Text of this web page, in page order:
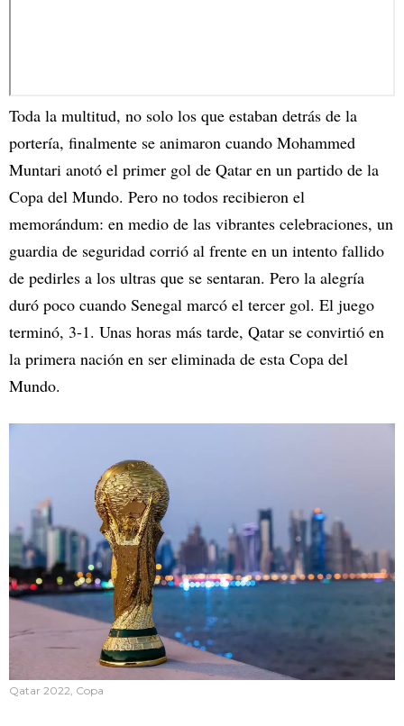
Toda la multitud, no solo los que estaban detrás de la
portería, finalmente se animaron cuando Mohammed
Muntari anotó el primer gol de Qatar en un partido de la
Copa del Mundo. Pero no todos recibieron el
memorándum: en medio de las vibrantes celebraciones, un
guardia de seguridad corrió al frente en un intento fallido
de pedirles a los ultras que se sentaran. Pero la alegría
duró poco cuando Senegal marcó el tercer gol. El juego
terminó, 3-1. Unas horas más tarde, Qatar se convirtió en
la primera nación en ser eliminada de esta Copa del
Mundo.
Qatar 2022, Copa